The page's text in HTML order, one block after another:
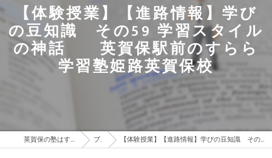
【体験授業】【進路情報】学び
の豆知識 その59 学習スタイル
の神話 英賀保駅前のすらら
学習塾姫路英賀保校
英賀保の塾はすらら学習塾 姫路英賀保校 ブログ 【体験授業】【進路情報】学びの豆知識 その59 学習スタイルの神話 英賀保駅前のすらら学習塾姫路英賀保校